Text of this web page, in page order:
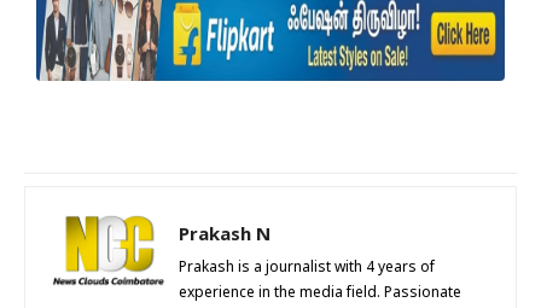
Prakash N
Prakash is a journalist with 4 years of
experience in the media field. Passionate